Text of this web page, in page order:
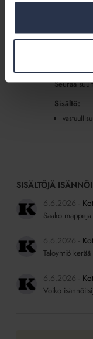
excel-
Seuraa
Sisältö:
SISÄLTÖJÄ
6.6.2026
Saako
6.6.2026
Taloyhtiö
6.6.2026
Voiko